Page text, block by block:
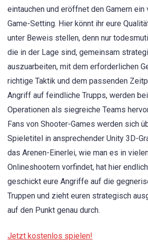
eintauchen und eröffnet den Gamern
Game-Setting. Hier könnt ihr eure
unter Beweis stellen, denn nur
die in der Lage sind, gemeinsam
auszuarbeiten, mit dem erforderlichen
richtige Taktik und dem passenden
Angriff auf feindliche Trupps, werden
Operationen als siegreiche Teams
Fans von Shooter-Games werden sich
Spieletitel in ansprechender Unity 3D-
das Arenen-Einerlei, wie man es in
Onlineshootern vorfindet, hat hier
geschickt eure Angriffe auf die
Truppen und zieht euren strategisch
auf den Punkt genau durch.
Jetzt kostenlos spielen!